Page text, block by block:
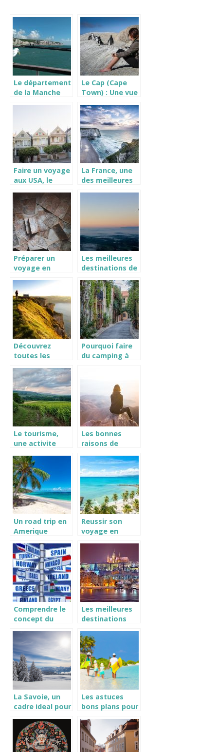
Le département
de la Manche
Le Cap (Cape
Town) : Une vue
depuis le
téléphérique
Faire un voyage
aux USA, le
La France, une
des meilleures
Préparer un
voyage en
Les meilleures
destinations de
les seniors
Découvrez
toutes les
choisir la
Manche comme
prochaine
destination de
vacances
Pourquoi faire
du camping à
Le tourisme,
une activite
faire en France
Les bonnes
raisons de
voyage
Un road trip en
Amerique
prevu ? Tout ce
qu’il faut savoir
!
Reussir son
voyage en
nos conseils
Comprendre le
concept du
linguistique
Les meilleures
destinations
partez en
Europe
La Savoie, un
cadre ideal pour
Les astuces
bons plans pour
modique a
Pointe a Pitre